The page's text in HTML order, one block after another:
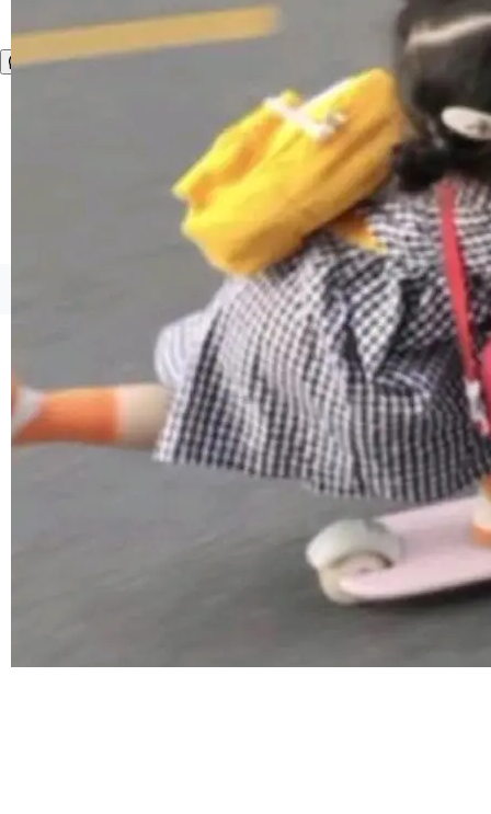
整性保护。效果是：吞吐量提升 41%，每 token
成本降低 30%，精度不变。 FP8 省的不仅是显
存 KV cache 是推理时最吃显...
让语音识别不再只是听清，而是真正听懂。通过
先理解你的语境和意图，再把准确的文字直接给
到你。从“逐字转写、单点优化”演进为“理解语
境、兼容场景、一键直出”。 Hy ASR 3.0 previe
w 不要求标准普通话，方言识别覆盖粤语、吴语
等 10 大方言片区和 20 余个二级小片区。在开
源评测集中，Hy ASR 3.0 preview 在多语种的
©OSCHINA(OSChina.NET) 京ICP备2025119063号